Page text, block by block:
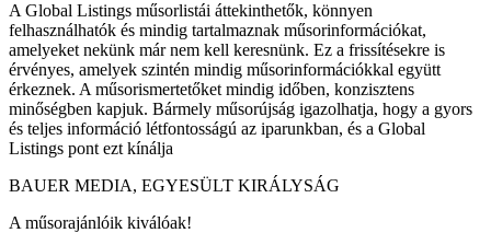
A Global Listings műsorlistái áttekinthetők, könnyen
felhasználhatók és mindig tartalmaznak műsorinformációkat,
amelyeket nekünk már nem kell keresnünk. Ez a frissítésekre is
érvényes, amelyek szintén mindig műsorinformációkkal együtt
érkeznek. A műsorismertetőket mindig időben, konzisztens
minőségben kapjuk. Bármely műsorújság igazolhatja, hogy a gyors
és teljes információ létfontosságú az iparunkban, és a Global
Listings pont ezt kínálja
BAUER MEDIA, EGYESÜLT KIRÁLYSÁG
A műsorajánlóik kiválóak!